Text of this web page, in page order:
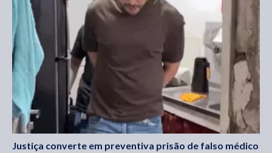
Justiça converte em preventiva prisão de falso médico